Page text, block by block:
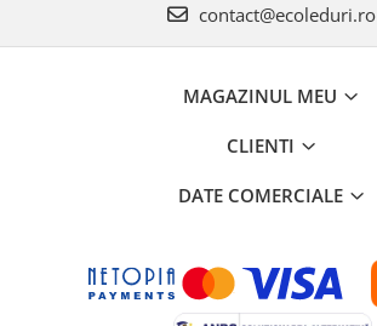
contact@ecoleduri.ro
MAGAZINUL MEU
CLIENTI
DATE COMERCIALE